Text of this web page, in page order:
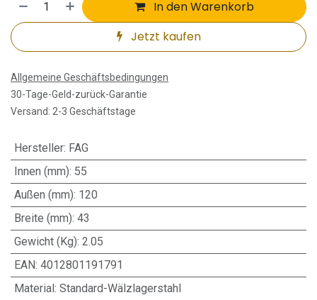
In den Warenkorb
Jetzt kaufen
Allgemeine Geschäftsbedingungen
30-Tage-Geld-zurück-Garantie
Versand: 2-3 Geschäftstage
Hersteller: FAG
Innen (mm): 55
Außen (mm): 120
Breite (mm): 43
Gewicht (Kg): 2.05
EAN: 4012801191791
Material: Standard-Wälzlagerstahl